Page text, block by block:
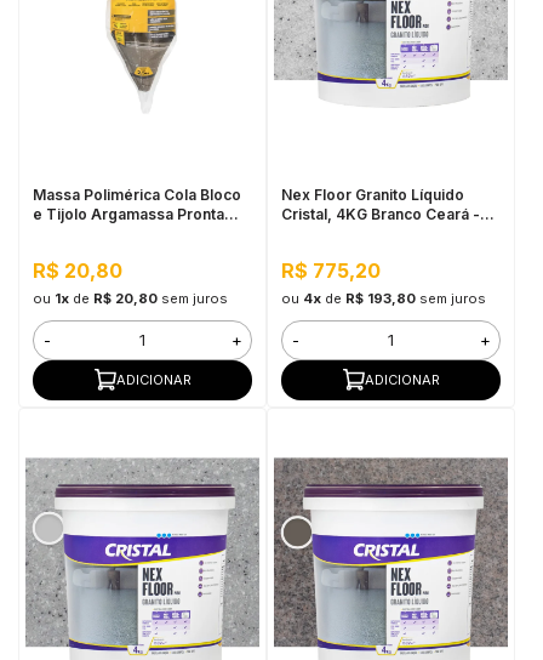
Massa Polimérica Cola Bloco
e Tijolo Argamassa Pronta
R$ 20,80
ou 1xde R$ 20,80 sem juros
- +
ADICIONAR
Nex Floor Granito Líquido
Cristal, 4KG Branco Ceará -
R$ 775,20
ou 4xde R$ 193,80 sem juros
- +
ADICIONAR